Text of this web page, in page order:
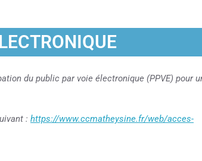
du public par voie électronique (PPVE) pour
: https://www.ccmatheysine.fr/web/acces-